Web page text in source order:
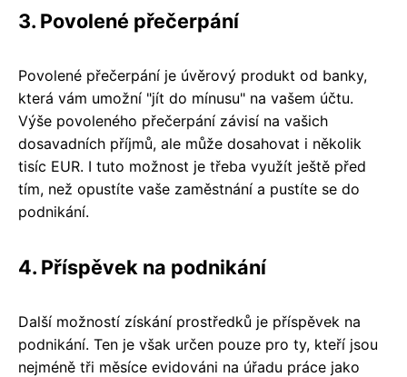
3. Povolené přečerpání
Povolené přečerpání je úvěrový produkt od banky,
která vám umožní "jít do mínusu" na vašem účtu.
Výše povoleného přečerpání závisí na vašich
dosavadních příjmů, ale může dosahovat i několik
tisíc EUR. I tuto možnost je třeba využít ještě před
tím, než opustíte vaše zaměstnání a pustíte se do
podnikání.
4. Příspěvek na podnikání
Další možností získání prostředků je příspěvek na
podnikání. Ten je však určen pouze pro ty, kteří jsou
nejméně tři měsíce evidováni na úřadu práce jako